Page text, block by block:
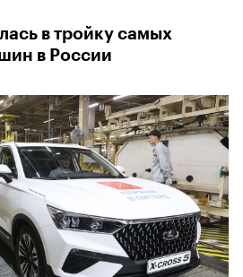
в тройку самых
в России